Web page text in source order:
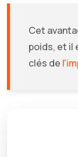
Cet
poids, et il
clés de